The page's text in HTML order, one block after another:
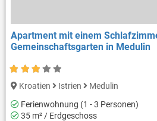
Apartment mit einem
Gemeinschaftsgarten in Medulin
Kroatien Istrien
Medulin
Ferienwohnung (1 - 3 Personen)
35 m² / Erdgeschoss